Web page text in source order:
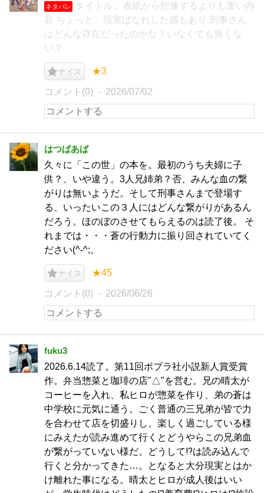
ネタバレ
タイトル、表紙から想像するよりも重い内
容 ちょっと、現実ばなれした感もあり 刑事さん
はどんな存在だったのかな？いなくても良くな
い？
ナイス ★3
コメント(0) 2026/07/02
はつばあば
久々に「この世」の本を。最初のうち夫婦に子
供？、いや違う。3人兄姉弟？否、みんな血の繋
がりは無いようだ。そして刑事さんまで登場す
る、いったいこの３人にはどんな繋がりがあるん
だろう。ほのぼのさせてもらえるのは読了後。 そ
れまでは・・・蒼の行動力に振り回されていてく
ださい(^-^;。
ナイス ★45
コメント(0) 2026/06/26
fuku3
2026.6.14読了。第11回ポプラ社小説新人賞受賞
作。弁当惣菜と珈琲の店"△"を営む。兄の晴太が
コーヒーを入れ、私ヒロが惣菜を作り、弟の蒼は
中学校に元気に通う。ごく普通の三兄弟が皆で力
を合わせて店を切盛りし、楽しく過ごしている様
にみえたが読み進めて行くとどうやらこの兄弟血
が繋がっていない様だ。どうして⁉︎は読み込んで
行くと分かってきた…。となると大分現実とはか
け離れた事になる。晴太とヒロが成人後はいい